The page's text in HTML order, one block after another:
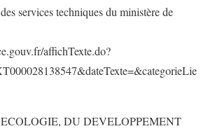
services techniques du ministère de
affichTexte.do?
DU DEVELOPPEMENT